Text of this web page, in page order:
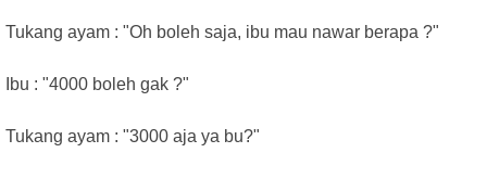
Tukang ayam : "Oh boleh saja, ibu mau nawar berapa ?"
Ibu : "4000 boleh gak ?"
Tukang ayam : "3000 aja ya bu?"